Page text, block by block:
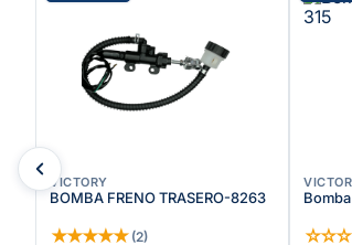
VICTORY
BOMBA FRENO TRASERO-8263
★★★★★ (2) ☆☆